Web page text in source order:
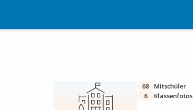
68
Mitschüler
6
Klassenfotos